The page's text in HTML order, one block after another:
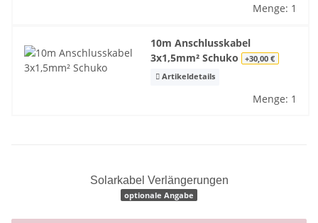
Menge: 1
10m Anschlusskabel
3x1,5mm² Schuko +30,00 €
Artikeldetails
Menge: 1
Solarkabel Verlängerungen
optionale Angabe